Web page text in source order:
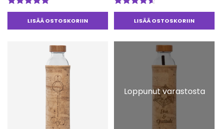
Arvostelu
tuotteesta:LISÄÄ OSTOSKORIIN
Arvostelu
tuotteesta:LISÄÄ OSTOSKORIIN
Loppunut varastosta